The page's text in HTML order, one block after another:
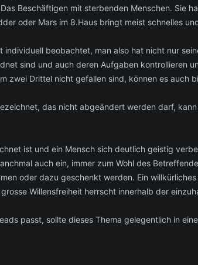
Beschäftigen mit sterbenden Menschen. Sie
oder Mars im 8.Haus bringt meist schnelles
individuell beobachtet, man also hat nicht nur
sind und auch deren Aufgaben kontrollieren
zwei Drittel nicht gefallen sind, können es auch
das nicht abgeändert werden darf,
ist und ein Mensch sich deutlich geistig
auch ein, immer zum Wohl des
oder dazu geschenkt werden. Ein
Willensfreiheit herrscht innerhalb der
passt, sollte dieses Thema gelegentlich in